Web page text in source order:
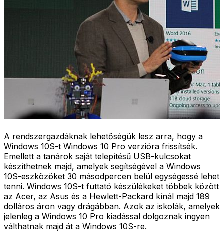
A rendszergazdáknak lehetőségük lesz arra, hogy a
Windows 10S-t Windows 10 Pro verzióra frissítsék.
Emellett a tanárok saját telepítésű USB-kulcsokat
készíthetnek majd, amelyek segítségével a Windows
10S-eszközöket 30 másodpercen belül egységessé lehet
tenni. Windows 10S-t futtató készülékeket többek között
az Acer, az Asus és a Hewlett-Packard kínál majd 189
dolláros áron vagy drágábban. Azok az iskolák, amelyek
jelenleg a Windows 10 Pro kiadással dolgoznak ingyen
válthatnak majd át a Windows 10S-re.